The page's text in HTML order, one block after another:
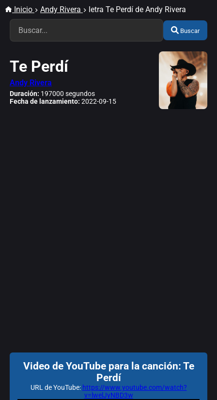
Inicio Andy Rivera letra Te Perdí de Andy Rivera
Buscar
Te Perdí
Andy Rivera
Duración: 197000 segundos
Fecha de lanzamiento: 2022-09-15
Video de YouTube para la canción: Te
Perdí
URL de YouTube: https://www.youtube.com/watch?
v=lwelJyNBD3w